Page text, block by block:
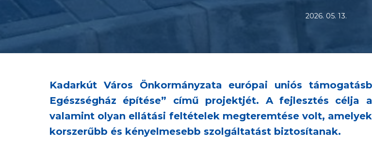
2026. 05. 13.
Kadarkút Város Önkormányzata európai uniós
Egészségház építése” című projektjét. A fejlesztés célja
valamint olyan ellátási feltételek megteremtése volt,
korszerűbb és kényelmesebb szolgáltatást biztosítanak.